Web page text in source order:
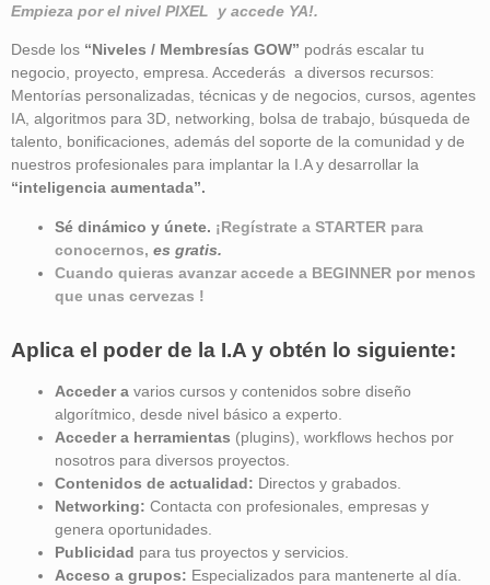
Empieza por el nivel PIXEL y accede YA!.
Desde los “Niveles / Membresías GOW” podrás escalar tu
negocio, proyecto, empresa. Accederás a diversos recursos:
Mentorías personalizadas, técnicas y de negocios, cursos, agentes
IA, algoritmos para 3D, networking, bolsa de trabajo, búsqueda de
talento, bonificaciones, además del soporte de la comunidad y de
nuestros profesionales para implantar la I.A y desarrollar la
“inteligencia aumentada”.
Sé dinámico y únete. ¡Regístrate a STARTER para
conocernos, es gratis.
Cuando quieras avanzar accede a BEGINNER por menos
que unas cervezas !
Aplica el poder de la I.A y obtén lo siguiente:
Acceder a varios cursos y contenidos sobre diseño
algorítmico, desde nivel básico a experto.
Acceder a herramientas (plugins), workflows hechos por
nosotros para diversos proyectos.
Contenidos de actualidad: Directos y grabados.
Networking: Contacta con profesionales, empresas y
genera oportunidades.
Publicidad para tus proyectos y servicios.
Acceso a grupos: Especializados para mantenerte al día.